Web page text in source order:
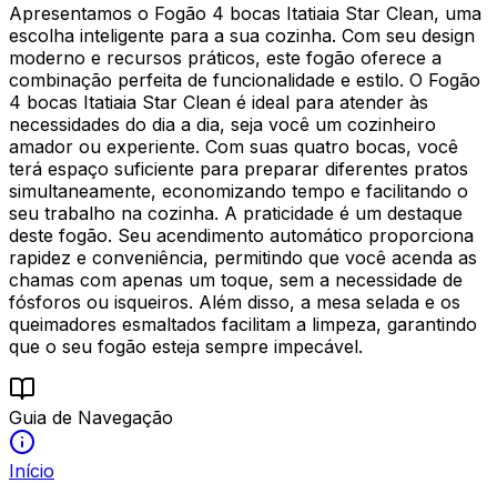
Apresentamos o Fogão 4 bocas Itatiaia Star Clean, uma
escolha inteligente para a sua cozinha. Com seu design
moderno e recursos práticos, este fogão oferece a
combinação perfeita de funcionalidade e estilo. O Fogão
4 bocas Itatiaia Star Clean é ideal para atender às
necessidades do dia a dia, seja você um cozinheiro
amador ou experiente. Com suas quatro bocas, você
terá espaço suficiente para preparar diferentes pratos
simultaneamente, economizando tempo e facilitando o
seu trabalho na cozinha. A praticidade é um destaque
deste fogão. Seu acendimento automático proporciona
rapidez e conveniência, permitindo que você acenda as
chamas com apenas um toque, sem a necessidade de
fósforos ou isqueiros. Além disso, a mesa selada e os
queimadores esmaltados facilitam a limpeza, garantindo
que o seu fogão esteja sempre impecável.
Guia de Navegação
Início